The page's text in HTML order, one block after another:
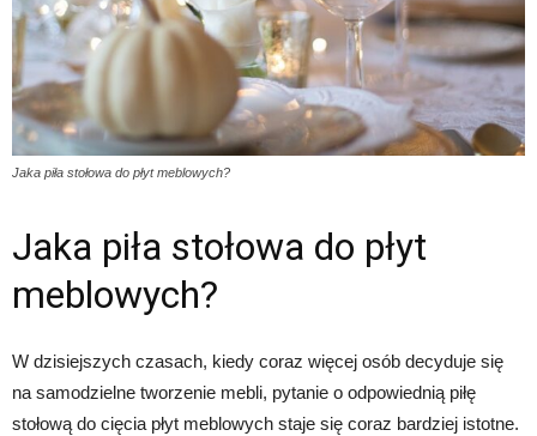
Jaka piła stołowa do płyt meblowych?
Jaka piła stołowa do płyt
meblowych?
W dzisiejszych czasach, kiedy coraz więcej osób decyduje się
na samodzielne tworzenie mebli, pytanie o odpowiednią piłę
stołową do cięcia płyt meblowych staje się coraz bardziej istotne.